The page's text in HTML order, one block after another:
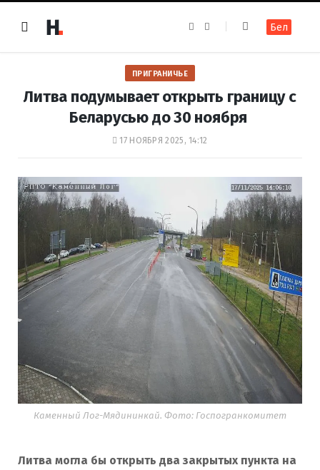
e
b
o
k
t
a
m
Бел
ПРИГРАНИЧЬЕ
Литва подумывает открыть границу с
Беларусью до 30 ноября
17 НОЯБРЯ 2025, 14:12
Каменный Лог-Мядининкай. Фото: Госпогранкомитет
Литва могла бы открыть два закрытых пункта на